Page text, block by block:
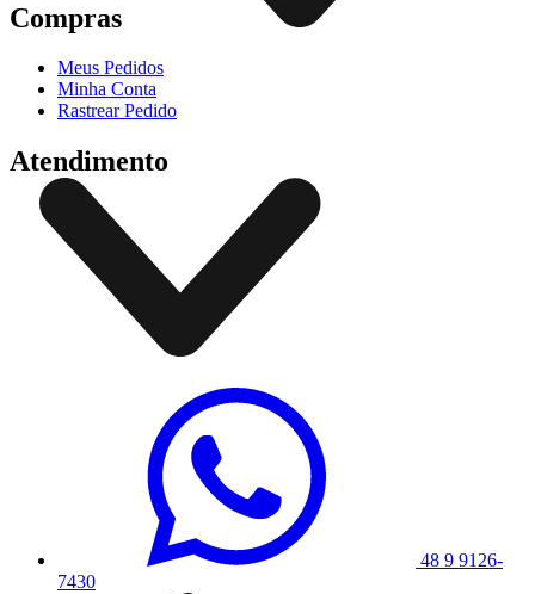
Compras
Meus Pedidos
Minha Conta
Rastrear Pedido
Atendimento
48 9 9126-
7430